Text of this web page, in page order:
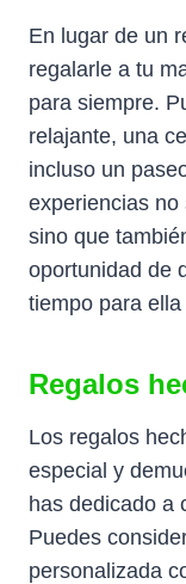
En lugar de un
regalarle a tu
para siempre.
relajante, una
incluso un
experiencias no
sino que
oportunidad de
tiempo para ella
Regalos
Los regalos
especial y
has dedicado a
Puedes
personalizada